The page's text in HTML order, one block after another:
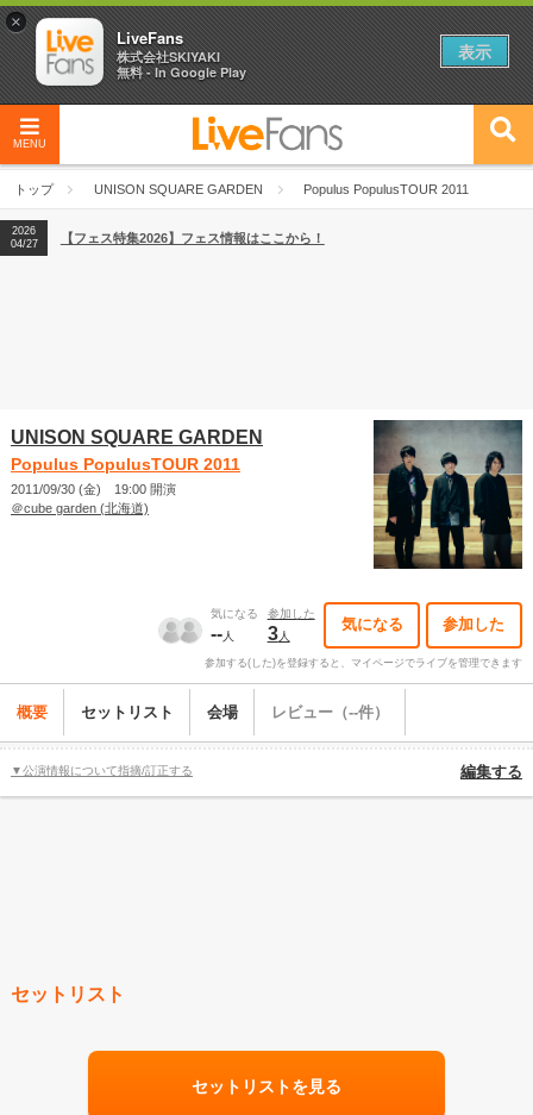
MENU
トップ UNISON SQUARE GARDEN Populus PopulusTOUR 2011
2026
04/27
2026
【ライブ動員ランキング】2026年上半期編発表！
2026
04/27
【フェス特集2026】フェス情報はここから！
UNISON SQUARE GARDEN
Populus PopulusTOUR 2011
2011/09/30 (金) 19:00 開演
＠cube garden (北海道)
気になる
--人
参加した
3人
気になる 参加した
参加する(した)を登録すると、マイページでライブを管理できます
概要 セットリスト 会場 レビュー（--件）
▼公演情報について指摘/訂正する 編集する
セットリスト
セットリストを見る
×
LiveFans
株式会社SKIYAKI
無料 - In Google Play
表示